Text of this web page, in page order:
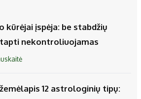
įspėja: be stabdžių
nekontroliuojamas
12 astrologinių tipų: